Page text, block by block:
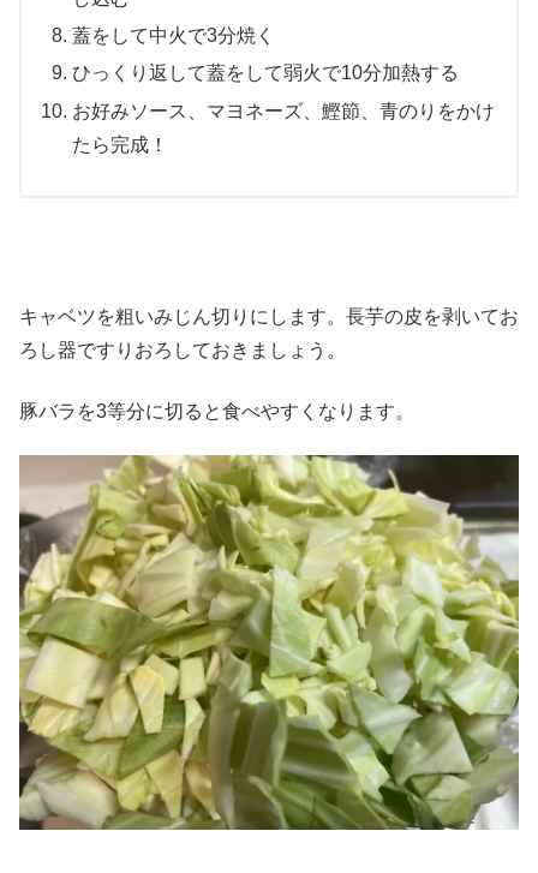
蓋をして中火で3分焼く
ひっくり返して蓋をして弱火で10分加熱する
お好みソース、マヨネーズ、鰹節、青のりをかけ
たら完成！
キャベツを粗いみじん切りにします。長芋の皮を剥いてお
ろし器ですりおろしておきましょう。
豚バラを3等分に切ると食べやすくなります。